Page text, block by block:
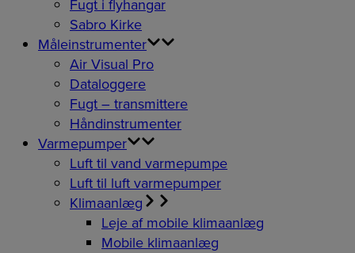
Fugt i flyhangar
Sabro Kirke
Måleinstrumenter
Air Visual Pro
Dataloggere
Fugt – transmittere
Håndinstrumenter
Varmepumper
Luft til vand varmepumpe
Luft til luft varmepumper
Klimaanlæg
Leje af mobile klimaanlæg
Mobile klimaanlæg